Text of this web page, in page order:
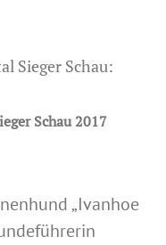
Sieger Schau:
Schau 2017
„Ivanhoe